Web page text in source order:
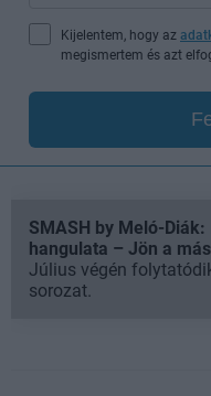
Kijelentem, hogy az
megismertem és azt
SMASH by Meló-
hangulata – Jön a
Július végén
sorozat.